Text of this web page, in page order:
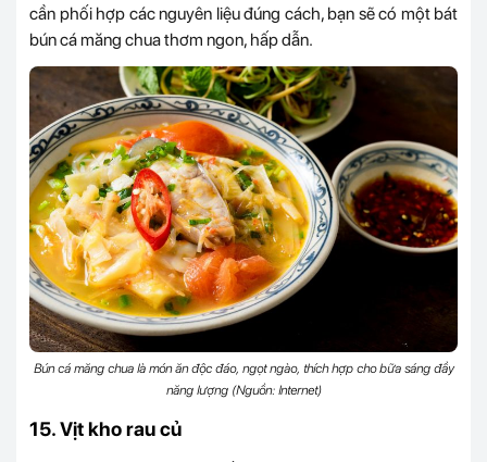
cần phối hợp các nguyên liệu đúng cách, bạn sẽ có một bát
bún cá măng chua thơm ngon, hấp dẫn.
Bún cá măng chua là món ăn độc đáo, ngọt ngào, thích hợp cho bữa sáng đầy
năng lượng (Nguồn: Internet)
15. Vịt kho rau củ